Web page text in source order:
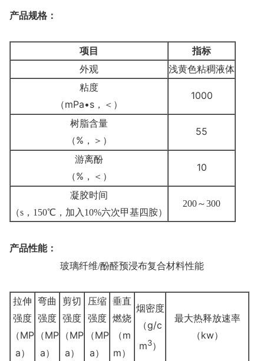
产品规格：
项目 指标
外观
浅黄色粘稠液体
粘度
（mPa•s，＜）
1000
树脂含量
（%，＞）
55
游离酚
（%，＜）
10
凝胶时间
（s，150℃， 加入 10%六次甲基四胺）
200～300
产品性能：
玻璃纤维/酚醛预浸布复合材料性能
拉伸
强度
（MP
a）
弯曲
强度
（MP
a）
剪切
强度
（MP
a）
压缩
强度
（MP
a）
垂直
燃烧
（m
m）
烟密度
（g/c
m3）
最大热释放速率
（kw）